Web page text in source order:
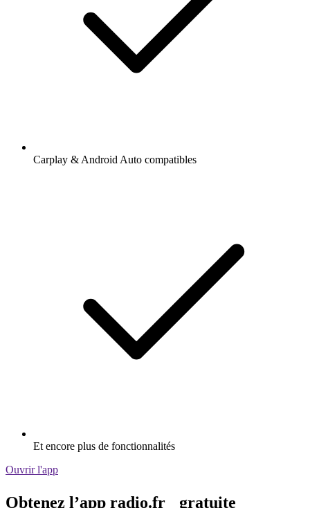
Carplay & Android Auto compatibles
Et encore plus de fonctionnalités
Ouvrir l'app
Obtenez l’app radio.fr gratuite